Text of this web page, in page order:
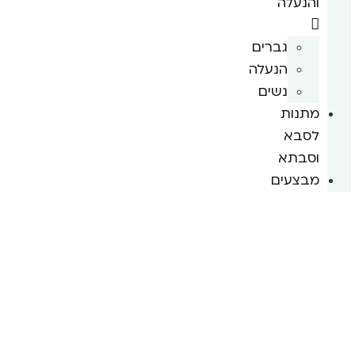
גברים
הנעלה
נשים
מתנות
לסבא
וסבתא
מבצעים